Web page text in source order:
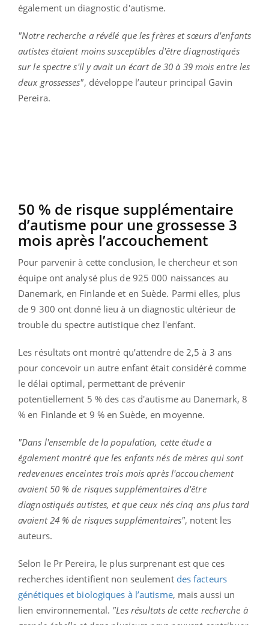
également un diagnostic d'autisme.
"Notre recherche a révélé que les frères et sœurs d'enfants
autistes étaient moins susceptibles d'être diagnostiqués
sur le spectre s'il y avait un écart de 30 à 39 mois entre les
deux grossesses", développe l’auteur principal Gavin
Pereira.
50 % de risque supplémentaire
d’autisme pour une grossesse 3
mois après l’accouchement
Pour parvenir à cette conclusion, le chercheur et son
équipe ont analysé plus de 925 000 naissances au
Danemark, en Finlande et en Suède. Parmi elles, plus
de 9 300 ont donné lieu à un diagnostic ultérieur de
trouble du spectre autistique chez l'enfant.
Les résultats ont montré qu’attendre de 2,5 à 3 ans
pour concevoir un autre enfant était considéré comme
le délai optimal, permettant de prévenir
potentiellement 5 % des cas d'autisme au Danemark, 8
% en Finlande et 9 % en Suède, en moyenne.
"Dans l'ensemble de la population, cette étude a
également montré que les enfants nés de mères qui sont
redevenues enceintes trois mois après l'accouchement
avaient 50 % de risques supplémentaires d'être
diagnostiqués autistes, et que ceux nés cinq ans plus tard
avaient 24 % de risques supplémentaires", notent les
auteurs.
Selon le Pr Pereira, le plus surprenant est que ces
recherches identifient non seulement des facteurs
génétiques et biologiques à l’autisme, mais aussi un
lien environnemental. "Les résultats de cette recherche à